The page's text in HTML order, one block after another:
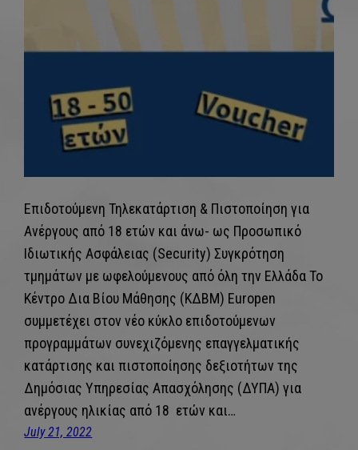
Επιδοτούμενη Τηλεκατάρτιση & Πιστοποίηση για
Ανέργους από 18 ετών και άνω- ως Προσωπικό
Ιδιωτικής Ασφάλειας (Security) Συγκρότηση
τμημάτων με ωφελούμενους από όλη την Ελλάδα Το
Κέντρο Δια Βίου Μάθησης (ΚΔΒΜ) Europen
συμμετέχει στον νέο κύκλο επιδοτούμενων
προγραμμάτων συνεχιζόμενης επαγγελματικής
κατάρτισης και πιστοποίησης δεξιοτήτων της
Δημόσιας Υπηρεσίας Απασχόλησης (ΔΥΠΑ) για
ανέργους ηλικίας από 18 ετών και…
July 21, 2022